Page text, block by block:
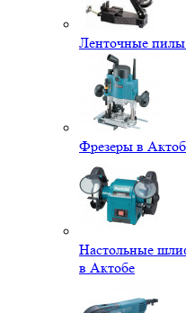
Ленточные
Фрезеры в
Настольные
в Актобе